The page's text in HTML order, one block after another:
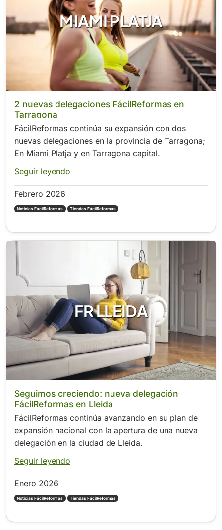
MIAMI PLATJA
2 nuevas delegaciones FácilReformas en
Tarragona
FácilReformas continúa su expansión con dos
nuevas delegaciones en la provincia de Tarragona;
En Miami Platja y en Tarragona capital.
Seguir leyendo
Febrero 2026
Noticias FácilReformas Tiendas FácilReformas
FR LLEIDA
Seguimos creciendo: nueva delegación
FácilReformas en Lleida
FácilReformas continúa avanzando en su plan de
expansión nacional con la apertura de una nueva
delegación en la ciudad de Lleida.
Seguir leyendo
Enero 2026
Noticias FácilReformas Tiendas FácilReformas